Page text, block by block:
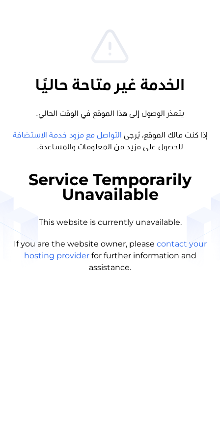
الخدمة غير متاحة حاليًا
يتعذر الوصول إلى هذا الموقع في الوقت الحالي.
إذا كنت مالك الموقع، يُرجى
التواصل مع مزود خدمة الاستضافة
للحصول على مزيد من المعلومات والمساعدة.
Service Temporarily
Unavailable
This website is currently unavailable.
If you are the website owner, please contact your
hosting provider for further information and
assistance.